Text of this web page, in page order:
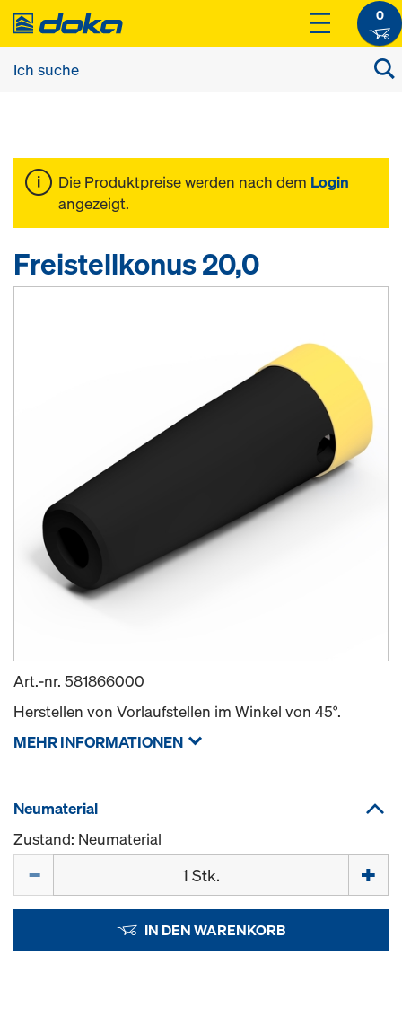
0
Die Produktpreise werden nach dem Login
angezeigt.
Freistellkonus 20,0
Art.-nr. 581866000
Herstellen von Vorlaufstellen im Winkel von 45°.
MEHR INFORMATIONEN
Neumaterial
Zustand: Neumaterial
IN DEN WARENKORB